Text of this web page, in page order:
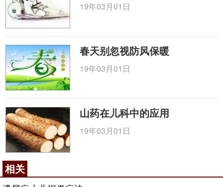
19年03月01日
春天别忽视防风保暖
19年03月01日
山药在儿科中的应用
19年03月01日
相关